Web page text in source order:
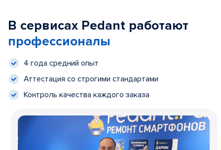
В сервисах Pedant работают
профессионалы
4 года средний опыт
Аттестация со строгими стандартами
Контроль качества каждого заказа